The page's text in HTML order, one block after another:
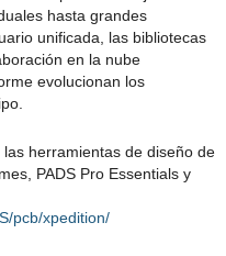
hasta grandes
unificada, las bibliotecas
en la nube
evolucionan los
herramientas de diseño de
PADS Pro Essentials y
pcb/xpedition/